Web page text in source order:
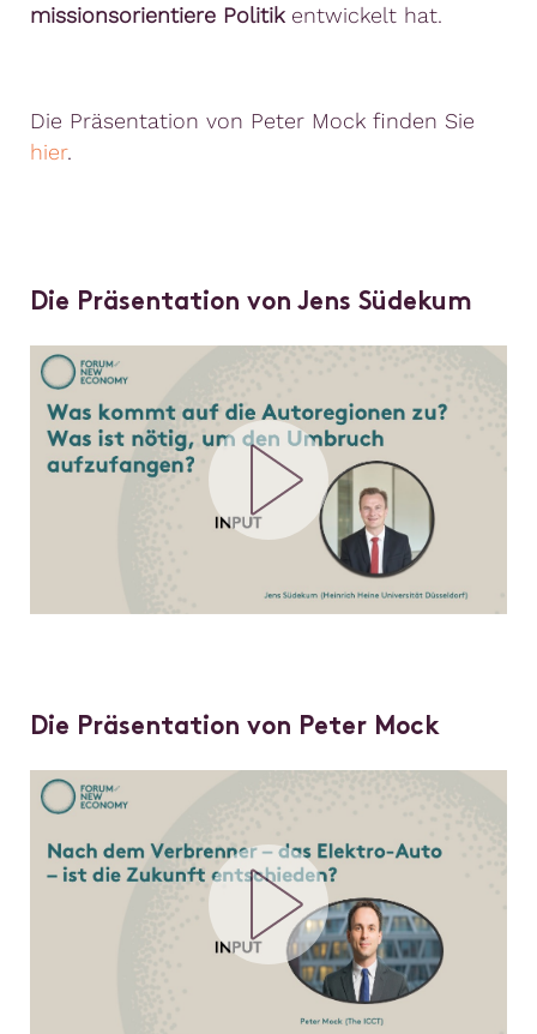
missionsorientiere Politikentwickelt hat.
Die Präsentation von Peter Mock finden Sie
hier.
Die Präsentation von Jens Südekum
Die Präsentation von Peter Mock